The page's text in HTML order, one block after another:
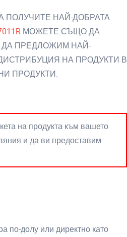
ПОЛУЧИТЕ НАЙ-ДОБРАТА
МОЖЕТЕ СЪЩО ДА
ДА ПРЕДЛОЖИМ НАЙ-
НА ПРОДУКТИ В
ПРОДУКТИ.
на продукта към вашето
и да ви предоставим
по-долу или директно като